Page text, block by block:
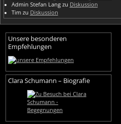
Admin Stefan Langzu Diskussion
Timzu Diskussion
Unsere besonderen
Empfehlungen
Clara Schumann – Biografie